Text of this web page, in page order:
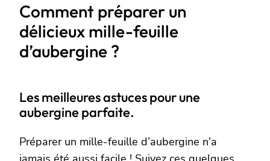
Comment préparer un
délicieux mille-feuille
d’aubergine ?
Les meilleures astuces pour une
aubergine parfaite.
Préparer un mille-feuille d’aubergine n’a